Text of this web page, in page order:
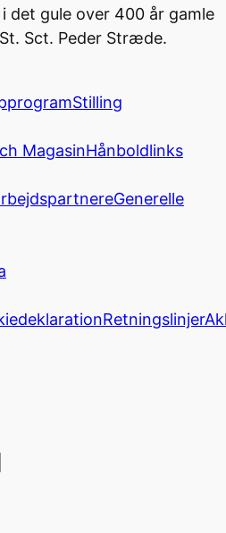
det gule over 400 år gamle
Sct. Peder Stræde.
Stilling
MagasinHånboldlinks
Generelle
Retningslinjer